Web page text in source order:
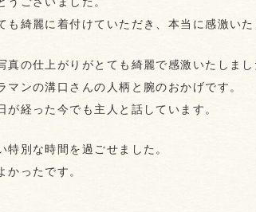
綺麗に着付けていただき、本当に感激いた
の仕上がりがとても綺麗で感激いたしまし
ンの溝口さんの人柄と腕のおかげです。
経った今でも主人と話しています。
別な時間を過ごせました。
ったです。